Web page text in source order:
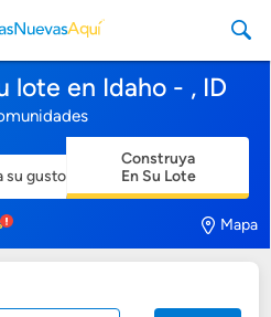
lote en Idaho - , ID
su gusto
Construya
En Su Lote
Mapa